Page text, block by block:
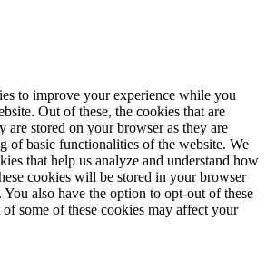
to improve your experience while you
Out of these, the cookies that are
are stored on your browser as they are
of basic functionalities of the website. We
that help us analyze and understand how
cookies will be stored in your browser
also have the option to opt-out of these
some of these cookies may affect your